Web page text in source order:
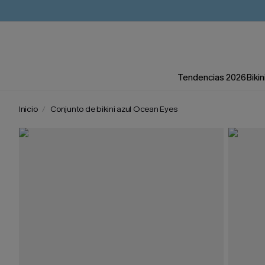
Tendencias 2026
Inicio Conjunto de bikini azul Ocean Eyes